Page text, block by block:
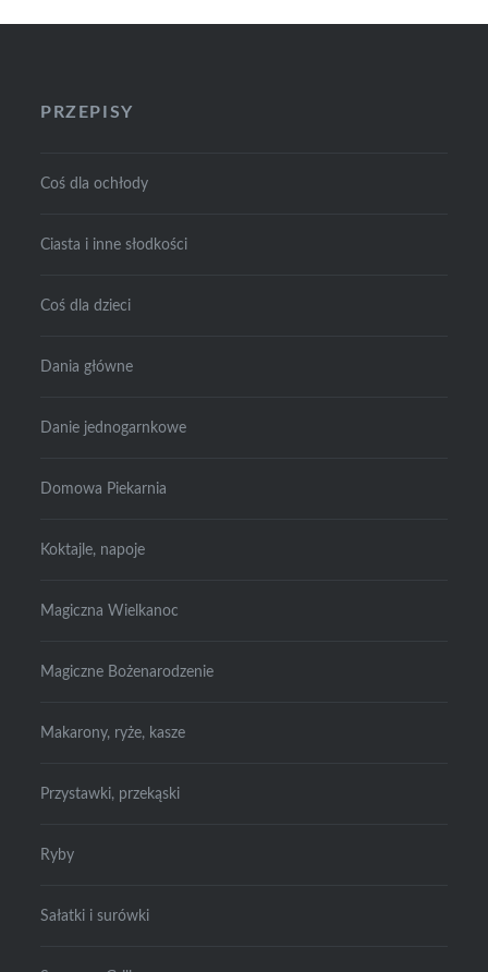
PRZEPISY
Coś dla ochłody
Ciasta i inne słodkości
Coś dla dzieci
Dania główne
Danie jednogarnkowe
Domowa Piekarnia
Koktajle, napoje
Magiczna Wielkanoc
Magiczne Bożenarodzenie
Makarony, ryże, kasze
Przystawki, przekąski
Ryby
Sałatki i surówki